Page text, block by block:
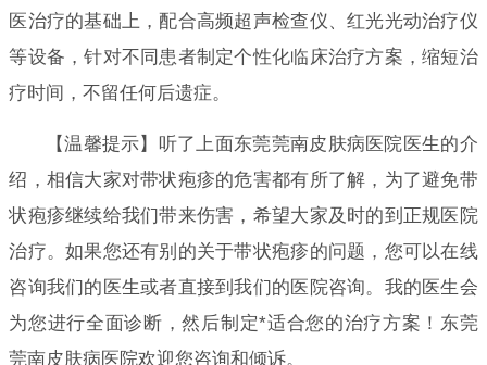
医治疗的基础上，配合高频超声检查仪、红光光动治疗仪
等设备，针对不同患者制定个性化临床治疗方案，缩短治
疗时间，不留任何后遗症。
【温馨提示】听了上面东莞莞南皮肤病医院医生的介
绍，相信大家对带状疱疹的危害都有所了解，为了避免带
状疱疹继续给我们带来伤害，希望大家及时的到正规医院
治疗。如果您还有别的关于带状疱疹的问题，您可以在线
咨询我们的医生或者直接到我们的医院咨询。我的医生会
为您进行全面诊断，然后制定*适合您的治疗方案！东莞
莞南皮肤病医院欢迎您咨询和倾诉。